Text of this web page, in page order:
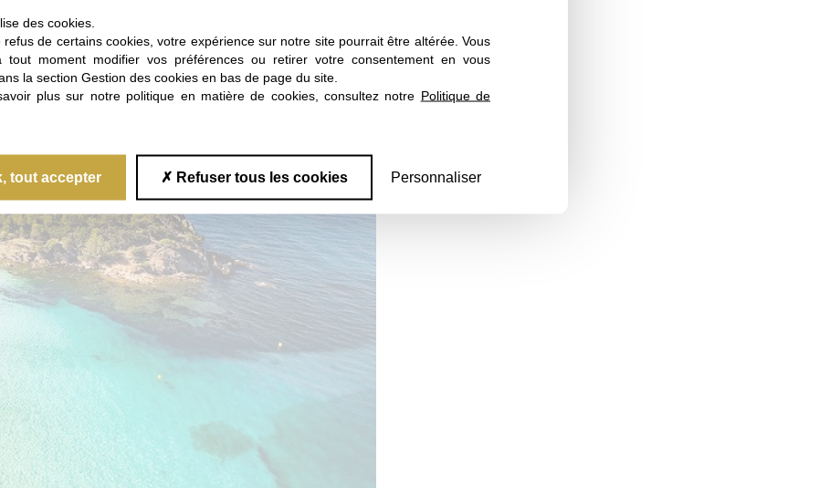
des cookies.
refus de certains cookies, votre expérience sur notre site pourrait être altérée. Vous
tout moment modifier vos préférences ou retirer votre consentement en vous
la section Gestion des cookies en bas de page du site.
plus sur notre politique en matière de cookies, consultez notre Politique de
tout accepter Refuser tous les cookies Personnaliser